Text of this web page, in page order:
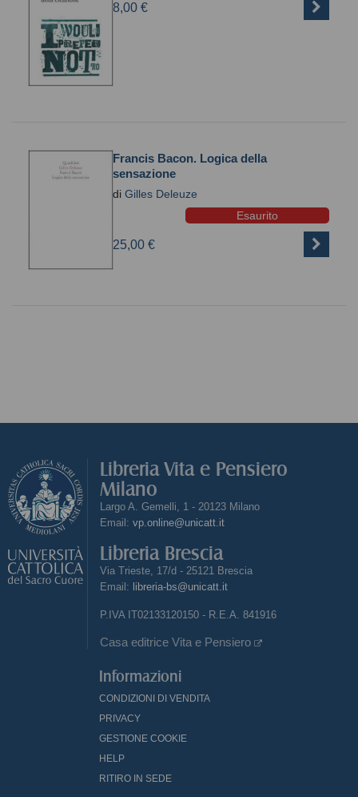
8,00 €
Francis Bacon. Logica della
sensazione
di Gilles Deleuze
Esaurito
25,00 €
Libreria Vita e Pensiero
Milano
Largo A. Gemelli, 1 - 20123 Milano
Email: vp.online@unicatt.it
Libreria Brescia
Via Trieste, 17/d - 25121 Brescia
Email: libreria-bs@unicatt.it
P.IVA IT02133120150 - R.E.A. 841916
Casa editrice Vita e Pensiero
Informazioni
CONDIZIONI DI VENDITA
PRIVACY
GESTIONE COOKIE
HELP
RITIRO IN SEDE